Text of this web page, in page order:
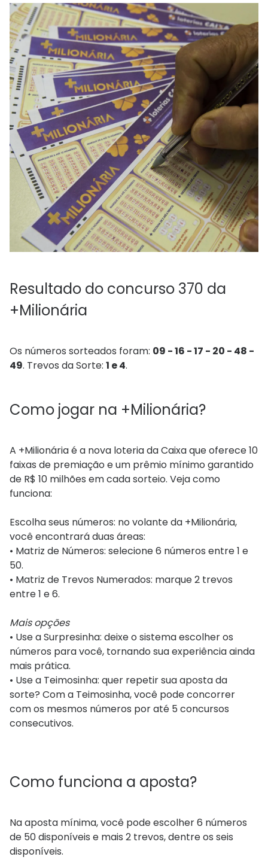
Resultado do concurso 370 da
+Milionária
Os números sorteados foram: 09 - 16 - 17 - 20 - 48 -
49. Trevos da Sorte: 1 e 4.
Como jogar na +Milionária?
A +Milionária é a nova loteria da Caixa que oferece 10
faixas de premiação e um prêmio mínimo garantido
de R$ 10 milhões em cada sorteio. Veja como
funciona:
Escolha seus números: no volante da +Milionária,
você encontrará duas áreas:
• Matriz de Números: selecione 6 números entre 1 e
50.
• Matriz de Trevos Numerados: marque 2 trevos
entre 1 e 6.
Mais opções
• Use a Surpresinha: deixe o sistema escolher os
números para você, tornando sua experiência ainda
mais prática.
• Use a Teimosinha: quer repetir sua aposta da
sorte? Com a Teimosinha, você pode concorrer
com os mesmos números por até 5 concursos
consecutivos.
Como funciona a aposta?
Na aposta mínima, você pode escolher 6 números
de 50 disponíveis e mais 2 trevos, dentre os seis
disponíveis.